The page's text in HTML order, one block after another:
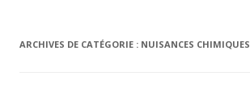
ARCHIVES DE CATÉGORIE : NUISANCES CHIMIQUES